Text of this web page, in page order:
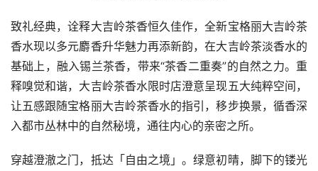
致礼经典，诠释大吉岭茶香恒久佳作，全新宝格丽大吉岭茶
香水现以多元麝香升华魅力再添新韵，在大吉岭茶淡香水的
基础上，融入锡兰茶香，带来“茶香二重奏”的自然之力。重
释嗅觉和谐，大吉岭茶香水限时店澄意呈现五大纯粹空间，
让五感跟随宝格丽大吉岭茶香水的指引，移步换景，循香深
入都市丛林中的自然秘境，通往内心的亲密之所。
穿越澄澈之门，抵达「自由之境」。绿意初晴，脚下的镂光